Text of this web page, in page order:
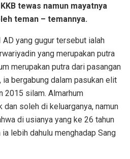
tewas namun mayatnya
teman – temannya.
yang gugur tersebut ialah
yang merupakan putra
merupakan putra dari pasangan
ia bergabung dalam pasukan elit
2015 silam. Almarhum
dan soleh di keluarganya, namun
di usianya yang ke 26 tahun
lebih dahulu menghadap Sang